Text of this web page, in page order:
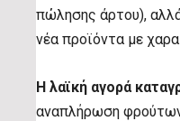
πώλησης άρτου),
νέα προϊόντα με
Η λαϊκή αγορά
αναπλήρωση φρούτων